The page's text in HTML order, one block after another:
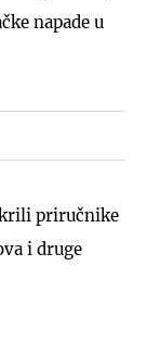
napade u
priručnike
i druge